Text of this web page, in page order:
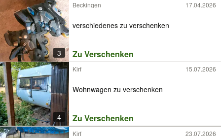
3
Beckingen 17.04.2026
verschiedenes zu verschenken
Zu Verschenken
4
Kirf 15.07.2026
Wohnwagen zu verschenken
Zu Verschenken
Kirf 23.07.2026